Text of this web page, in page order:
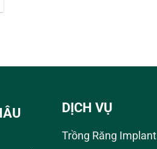
DỊCH VỤ
Trồng Răng Implant